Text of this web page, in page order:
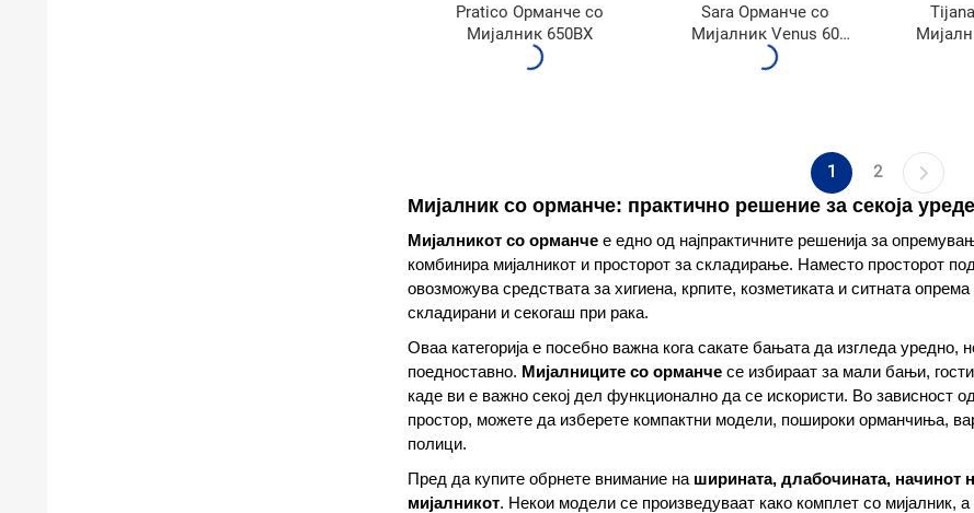
Pratico Орманче со
Мијалник 650BX
Sara Орманче со
Мијалник Venus 60
600BX
1 2
Мијалник со орманче: практично решение за секоја
Мијалникот со орманчее едно од најпрактичните решенија за
комбинира мијалникот и просторот за складирање. Наместо просторот
овозможува средствата за хигиена, крпите, козметиката и ситната
складирани и секогаш при рака.
Оваа категорија е посебно важна кога сакате бањата да изгледа уредно,
поедноставно. Мијалниците со орманчесе избираат за мали бањи,
каде ви е важно секој дел функционално да се искористи. Во зависност
простор, можете да изберете компактни модели, пошироки орманчиња,
полици.
Пред да купите обрнете внимание на ширината, длабочината, начинот
мијалникот. Некои модели се произведуваат како комплет со мијалник,